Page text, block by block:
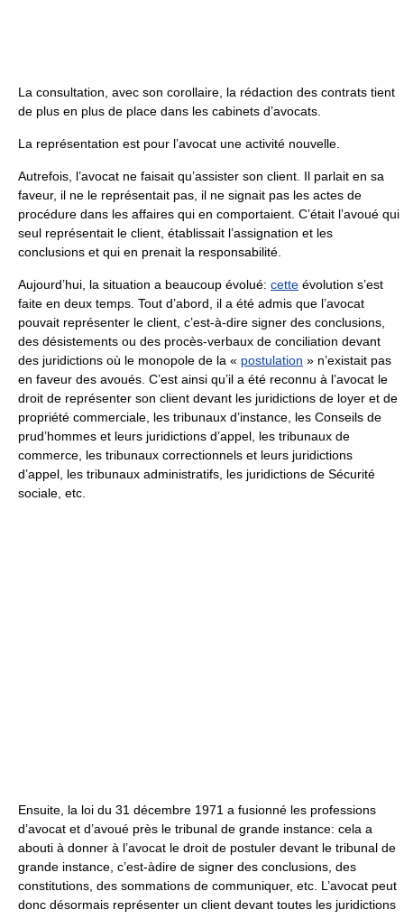
La consultation, avec son corollaire, la rédaction des contrats tient
de plus en plus de place dans les cabinets d’avocats.
La représentation est pour l’avocat une activité nouvelle.
Autrefois, l’avocat ne faisait qu’assister son client. Il parlait en sa
faveur, il ne le représentait pas, il ne signait pas les actes de
procédure dans les affaires qui en comportaient. C’était l’avoué qui
seul représentait le client, établissait l’assignation et les
conclusions et qui en prenait la responsabilité.
Aujourd’hui, la situation a beaucoup évolué: cette évolution s’est
faite en deux temps. Tout d’abord, il a été admis que l’avocat
pouvait représenter le client, c’est-à-dire signer des conclusions,
des désistements ou des procès-verbaux de conciliation devant
des juridictions où le monopole de la « postulation » n’existait pas
en faveur des avoués. C’est ainsi qu’il a été reconnu à l’avocat le
droit de représenter son client devant les juridictions de loyer et de
propriété commerciale, les tribunaux d’instance, les Conseils de
prud’hommes et leurs juridictions d’appel, les tribunaux de
commerce, les tribunaux correctionnels et leurs juridictions
d’appel, les tribunaux administratifs, les juridictions de Sécurité
sociale, etc.
Ensuite, la loi du 31 décembre 1971 a fusionné les professions
d’avocat et d’avoué près le tribunal de grande instance: cela a
abouti à donner à l’avocat le droit de postuler devant le tribunal de
grande instance, c’est-àdire de signer des conclusions, des
constitutions, des sommations de communiquer, etc. L’avocat peut
donc désormais représenter un client devant toutes les juridictions